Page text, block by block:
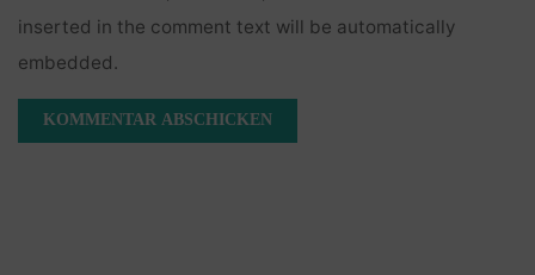
inserted in the comment text will be automatically
embedded.